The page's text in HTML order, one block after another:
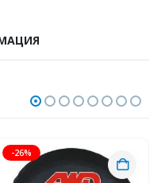
-26%